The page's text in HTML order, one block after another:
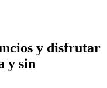
y disfrutar
y sin